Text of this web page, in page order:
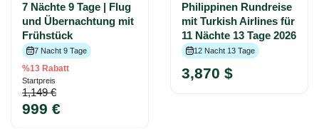
7 Nächte 9 Tage | Flug
und Übernachtung mit
Frühstück
7 Nacht 9 Tage
%13 Rabatt
Startpreis
1,149 €
999 €
Philippinen Rundreise
mit Turkish Airlines für
11 Nächte 13 Tage 2026
12 Nacht 13 Tage
3,870 $